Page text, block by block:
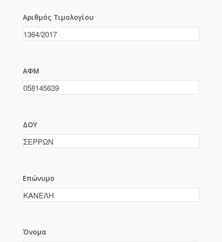
Αριθμός Τιμολογίου
ΑΦΜ
ΔΟΥ
Επώνυμο
Όνομα